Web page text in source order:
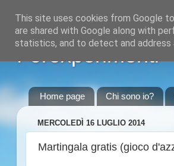
Forexperimenti
Home page Chi sono io?
MERCOLEDÌ 16 LUGLIO 2014
Martingala gratis (gioco
This site uses cookies from Google
are shared with Google along with
statistics, and to detect and address